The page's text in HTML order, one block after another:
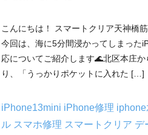
こんにちは！ スマートクリア天神橋
今回は、海に5分間浸かってしまった
応についてご紹介します🌊北区本庄か
り、「うっかりポケットに入れた […]
iPhone13mini iPhone修理
ル スマホ修理 スマートクリア デ